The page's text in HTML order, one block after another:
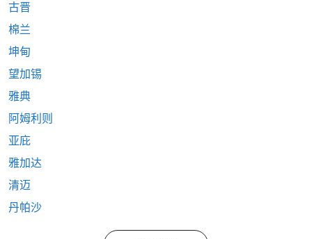
古晋
棉兰
坤甸
望加锡
雅典
阿姆利则
亚庇
雅加达
清迈
丹帕沙